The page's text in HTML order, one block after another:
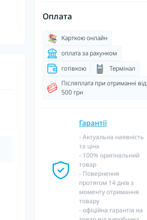
Оплата
Карткою онлайн
оплата за рахунком
готівкою
Термінал
Післяплата при отриманні від
500 грн
Гарантії
- Актуальна наявність
та ціна
- 100% оригінальний
товар
- Повернення
протягом 14 днів з
моменту отримання
товару
- офіційна гарантія на